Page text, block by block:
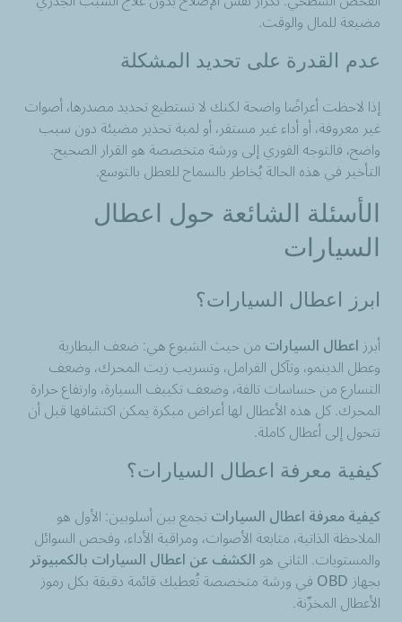
مضيعة للمال والوقت.
عدم القدرة على تحديد المشكلة
إذا لاحظت أعراضًا واضحة لكنك لا تستطيع تحديد مصدرها، أصوات
غير معروفة، أو أداء غير مستقر، أو لمبة تحذير مضيئة دون سبب
واضح، فالتوجه الفوري إلى ورشة متخصصة هو القرار الصحيح.
التأخير في هذه الحالة يُخاطر بالسماح للعطل بالتوسع.
الأسئلة الشائعة حول اعطال
السيارات
ابرز اعطال السيارات؟
أبرزاعطال السياراتمن حيث الشيوع هي: ضعف البطارية
وعطل الدينمو، وتآكل الفرامل، وتسريب زيت المحرك، وضعف
التسارع من حساسات تالفة، وضعف تكييف السيارة، وارتفاع حرارة
المحرك. كل هذه الأعطال لها أعراض مبكرة يمكن اكتشافها قبل أن
تتحول إلى أعطال كاملة.
كيفية معرفة اعطال السيارات؟
كيفية معرفة اعطال السياراتتجمع بين أسلوبين: الأول هو
الملاحظة الذاتية، متابعة الأصوات، ومراقبة الأداء، وفحص السوائل
والمستويات. الثاني هوالكشف عن اعطال السيارات بالكمبيوتر
بجهاز OBD في ورشة متخصصة تُعطيك قائمة دقيقة بكل رموز
الأعطال المخزّنة.